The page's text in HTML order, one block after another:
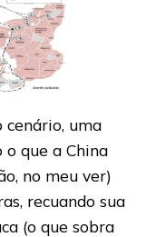
uma
que a China
no meu ver)
recuando sua
(o que sobra